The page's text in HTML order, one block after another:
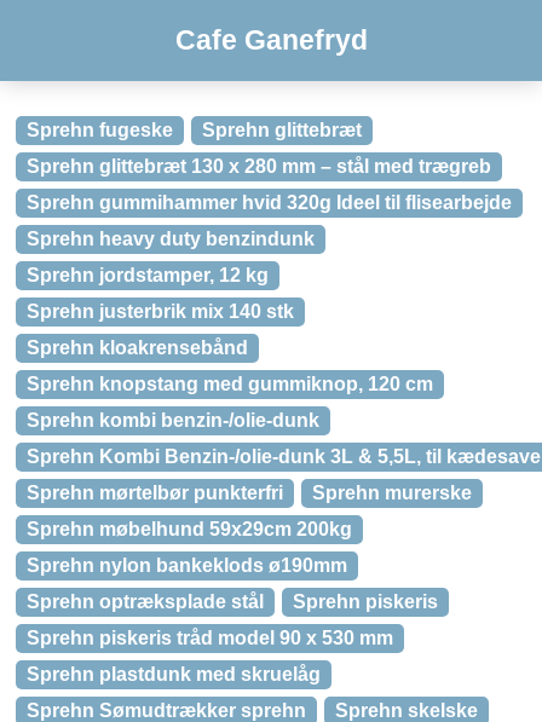
Cafe Ganefryd
Sprehn fugeske
Sprehn glittebræt
Sprehn glittebræt 130 x 280 mm – stål med trægreb
Sprehn gummihammer hvid 320g Ideel til flisearbejde
Sprehn heavy duty benzindunk
Sprehn jordstamper, 12 kg
Sprehn justerbrik mix 140 stk
Sprehn kloakrensebånd
Sprehn knopstang med gummiknop, 120 cm
Sprehn kombi benzin-/olie-dunk
Sprehn Kombi Benzin-/olie-dunk 3L & 5,5L, til
Sprehn mørtelbør punkterfri
Sprehn murerske
Sprehn møbelhund 59x29cm 200kg
Sprehn nylon bankeklods ø190mm
Sprehn optræksplade stål
Sprehn piskeris
Sprehn piskeris tråd model 90 x 530 mm
Sprehn plastdunk med skruelåg
Sprehn Sømudtrækker sprehn
Sprehn skelske